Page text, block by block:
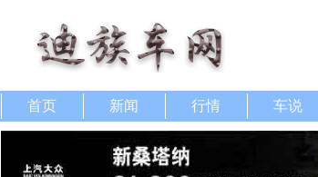
首页 新闻 行情 车说